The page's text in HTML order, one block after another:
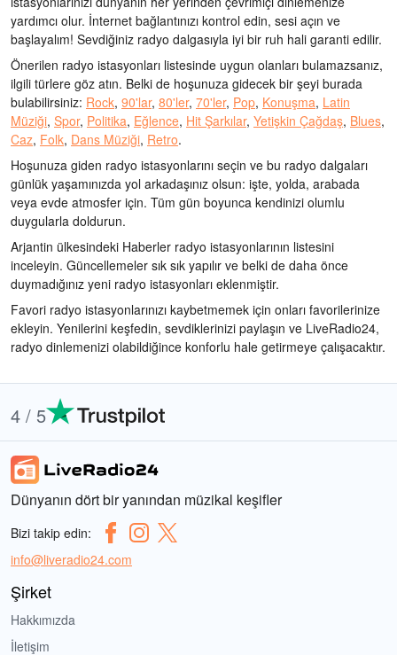
yardımcı olur. İnternet bağlantınızı kontrol edin, sesi açın ve
başlayalım! Sevdiğiniz radyo dalgasıyla iyi bir ruh hali garanti edilir.
Önerilen radyo istasyonları listesinde uygun olanları bulamazsanız,
ilgili türlere göz atın. Belki de hoşunuza gidecek bir şeyi burada
bulabilirsiniz: Rock, 90'lar, 80'ler, 70'ler, Pop, Konuşma, Latin
Müziği, Spor, Politika, Eğlence, Hit Şarkılar, Yetişkin Çağdaş, Blues,
Caz, Folk, Dans Müziği, Retro.
Hoşunuza giden radyo istasyonlarını seçin ve bu radyo dalgaları
günlük yaşamınızda yol arkadaşınız olsun: işte, yolda, arabada
veya evde atmosfer için. Tüm gün boyunca kendinizi olumlu
duygularla doldurun.
Arjantin ülkesindeki Haberler radyo istasyonlarının listesini
inceleyin. Güncellemeler sık sık yapılır ve belki de daha önce
duymadığınız yeni radyo istasyonları eklenmiştir.
Favori radyo istasyonlarınızı kaybetmemek için onları favorilerinize
ekleyin. Yenilerini keşfedin, sevdiklerinizi paylaşın ve LiveRadio24,
radyo dinlemenizi olabildiğince konforlu hale getirmeye çalışacaktır.
4 / 5
Dünyanın dört bir yanından müzikal keşifler
Bizi takip edin:
info@liveradio24.com
Şirket
Hakkımızda
İletişim